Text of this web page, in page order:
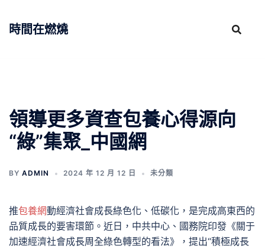
時間在燃燒
領導更多資查包養心得源向
“綠”集聚_中國網
BY ADMIN 2024 年 12 月 12 日 未分類
推包養網動經濟社會成長綠色化、低碳化，是完成高東西的
品質成長的要害環節。近日，中共中心、國務院印發《關于
加速經濟社會成長周全綠色轉型的看法》，提出“積極成長